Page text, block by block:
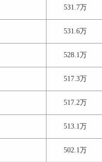
531.7万
531.6万
528.1万
517.3万
517.2万
513.1万
502.1万